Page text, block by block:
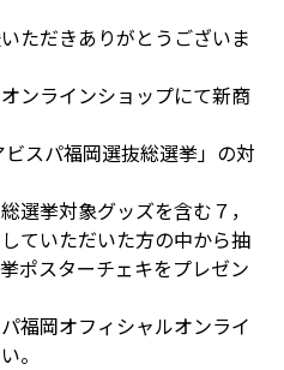
ただきありがとうございま
ンラインショップにて新商
スパ福岡選抜総選挙」の対
選挙対象グッズを含む７，
ていただいた方の中から抽
ポスターチェキをプレゼン
福岡オフィシャルオンライ
。